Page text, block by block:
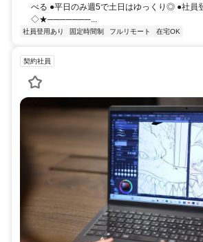
べる ●平日のみ週5で土日はゆっくり◎ ●社員
◇★───────...
社員登用あり 固定時間制 フルリモート 在宅OK
契約社員